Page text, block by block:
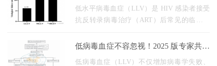
病毒血症”，可能藏着治疗失败与糖尿
病
低水平病毒血症（LLV）是 HIV 感染者接受
抗反转录病毒治疗（ART）后常见的临床现
响治疗效果。 一、LLV 的发生机制：为何病
低病毒血症不容忽视！2025 版专家共识
划重点啦
低病毒血症（LLV）不仅增加病毒学失败、